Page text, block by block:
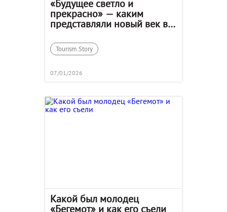
«Будущее светло и
прекрасно» — каким
представляли новый век в
Tourism.Story
07/01/2026
Какой был молодец
«Бегемот» и как его съели